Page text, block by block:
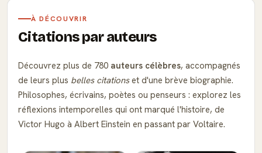
À DÉCOUVRIR
Citations par auteurs
Découvrez plus de 780 auteurs célèbres, accompagnés
de leurs plus belles citationset d'une brève biographie.
Philosophes, écrivains, poètes ou penseurs : explorez les
réflexions intemporelles qui ont marqué l'histoire, de
Victor Hugo à Albert Einstein en passant par Voltaire.